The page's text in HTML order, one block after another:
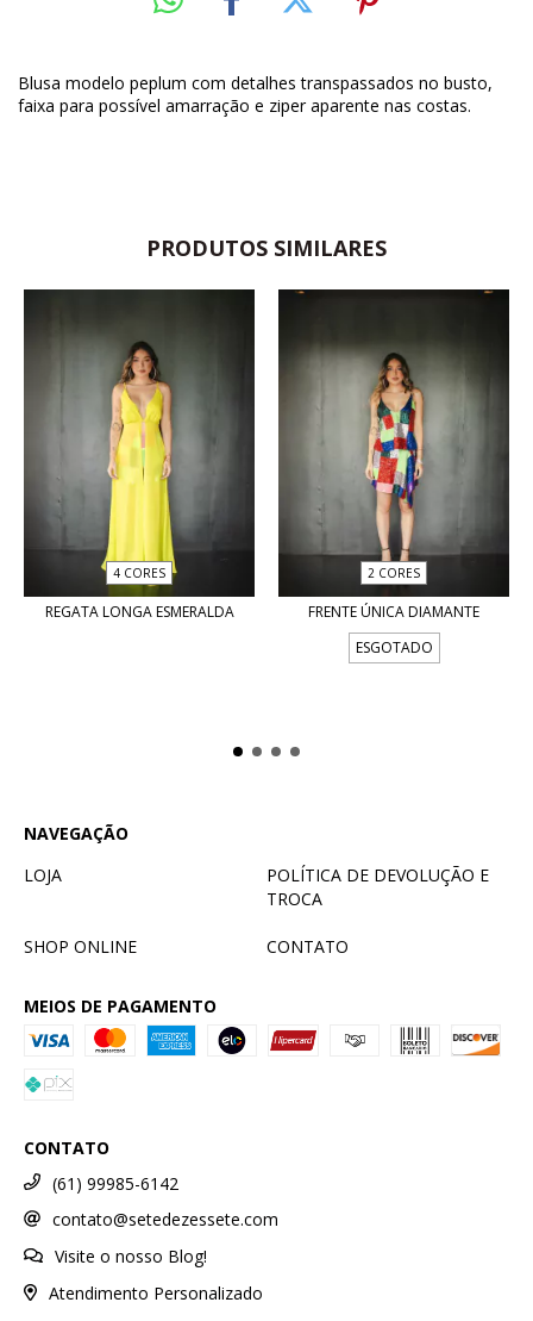
Blusa modelo peplum com detalhes transpassados no busto,
faixa para possível amarração e ziper aparente nas costas.
PRODUTOS SIMILARES
4 CORES
REGATA LONGA ESMERALDA
2 CORES
FRENTE ÚNICA DIAMANTE
ESGOTADO
NAVEGAÇÃO
LOJA
POLÍTICA DE DEVOLUÇÃO E
TROCA
SHOP ONLINE CONTATO
MEIOS DE PAGAMENTO
CONTATO
(61) 99985-6142
contato@setedezessete.com
Visite o nosso Blog!
Atendimento Personalizado